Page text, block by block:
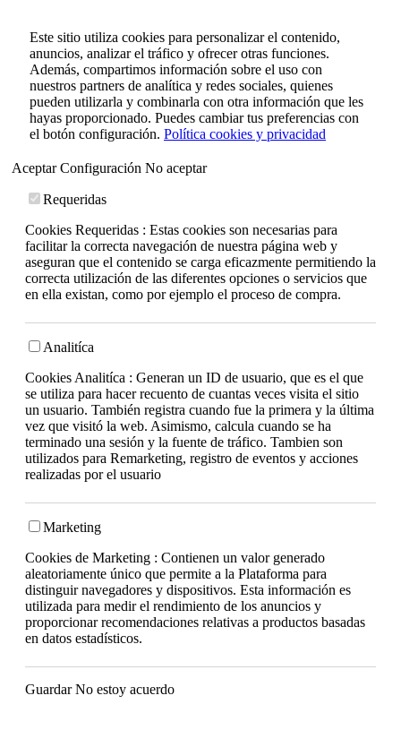
Este sitio utiliza cookies para personalizar el contenido,
anuncios, analizar el tráfico y ofrecer otras funciones.
Además, compartimos información sobre el uso con
nuestros partners de analítica y redes sociales, quienes
pueden utilizarla y combinarla con otra información que les
hayas proporcionado. Puedes cambiar tus preferencias con
el botón configuración. Política cookies y privacidad
AceptarConfiguración No aceptar
Requeridas
Cookies Requeridas : Estas cookies son necesarias para
facilitar la correcta navegación de nuestra página web y
aseguran que el contenido se carga eficazmente permitiendo la
correcta utilización de las diferentes opciones o servicios que
en ella existan, como por ejemplo el proceso de compra.
Analitíca
Cookies Analitíca : Generan un ID de usuario, que es el que
se utiliza para hacer recuento de cuantas veces visita el sitio
un usuario. También registra cuando fue la primera y la última
vez que visitó la web. Asimismo, calcula cuando se ha
terminado una sesión y la fuente de tráfico. Tambien son
utilizados para Remarketing, registro de eventos y acciones
realizadas por el usuario
Marketing
Cookies de Marketing : Contienen un valor generado
aleatoriamente único que permite a la Plataforma para
distinguir navegadores y dispositivos. Esta información es
utilizada para medir el rendimiento de los anuncios y
proporcionar recomendaciones relativas a productos basadas
en datos estadísticos.
GuardarNo estoy acuerdo